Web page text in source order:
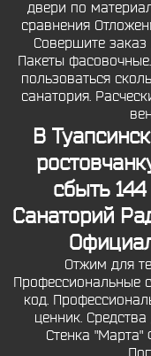
двери по
сравнения
Совершите заказ
Пакеты
пользоваться
санатория.
В
сбыть
Санаторий
Отжим для
Профессиональные
код.
ценник.
Стенка